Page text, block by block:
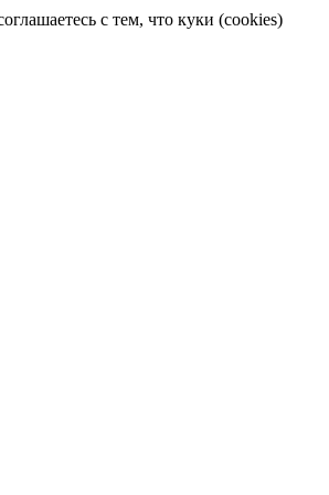
с тем, что куки (cookies)